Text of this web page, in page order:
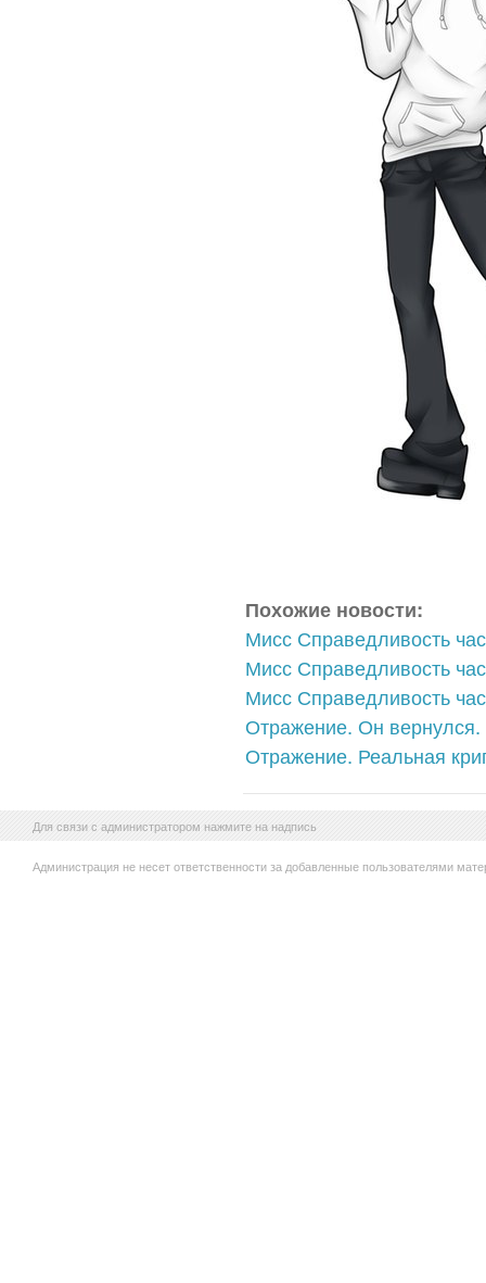
Похожие новости:
Мисс Справедливость
Мисс Справедливость
Мисс Справедливость
Отражение. Он вернулся.
Отражение. Реальная
Для связи с администратором нажмите на надпись
Администрация не несет ответственности за добавленные пользователями